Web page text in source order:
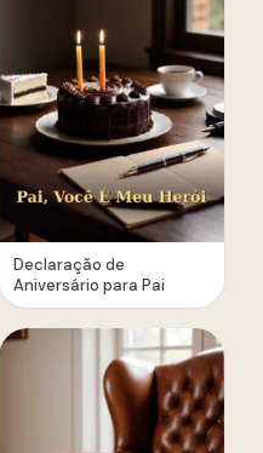
Declaração de
Aniversário para Pai